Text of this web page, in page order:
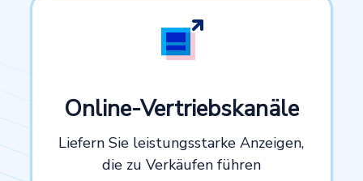
Online-Vertriebskanäle
Liefern Sie leistungsstarke Anzeigen,
die zu Verkäufen führen